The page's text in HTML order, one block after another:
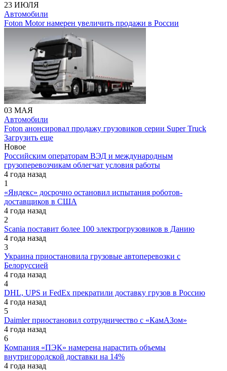
23 ИЮЛЯ
Автомобили
Foton Motor намерен увеличить продажи в России
03 МАЯ
Автомобили
Foton анонсировал продажу грузовиков серии Super Truck
Загрузить еще
Новое
Российским операторам ВЭД и международным
грузоперевозчикам облегчат условия работы
4 года назад
1
«Яндекс» досрочно остановил испытания роботов-
доставщиков в США
4 года назад
2
Scania поставит более 100 электрогрузовиков в Данию
4 года назад
3
Украина приостановила грузовые автоперевозки с
Белоруссией
4 года назад
4
DHL, UPS и FedEx прекратили доставку грузов в Россию
4 года назад
5
Daimler приостановил сотрудничество с «КамАЗом»
4 года назад
6
Компания «ПЭК» намерена нарастить объемы
внутригородской доставки на 14%
4 года назад